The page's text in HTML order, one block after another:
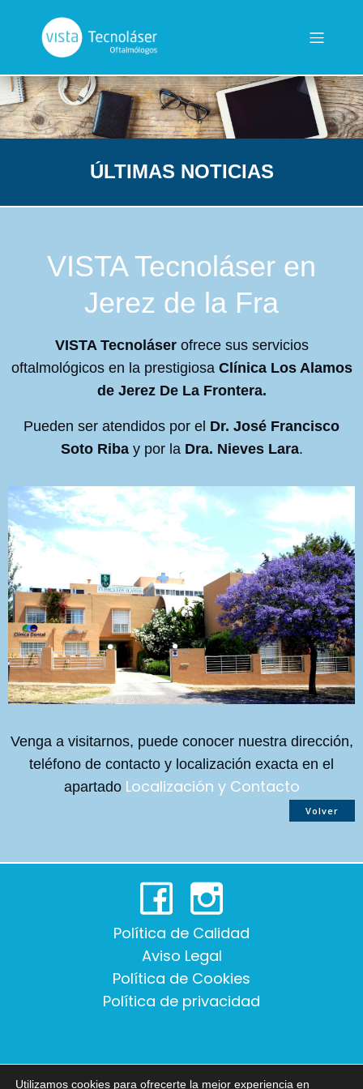
ÚLTIMAS NOTICIAS
VISTA Tecnoláser en
Jerez de la Fra
VISTA Tecnoláser ofrece sus servicios
oftalmológicos en la prestigiosa Clínica Los Alamos
de Jerez De La Frontera.
Pueden ser atendidos por el Dr. José Francisco
Soto Ribay por la Dra. Nieves Lara.
Venga a visitarnos, puede conocer nuestra dirección,
teléfono de contacto y localización exacta en el
apartado Localización y Contacto
Volver
Política de Calidad
Aviso Legal
Política de Cookies
Política de privacidad
Utilizamos cookies para ofrecerte la mejor experiencia en